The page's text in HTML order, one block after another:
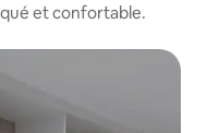
et confortable.